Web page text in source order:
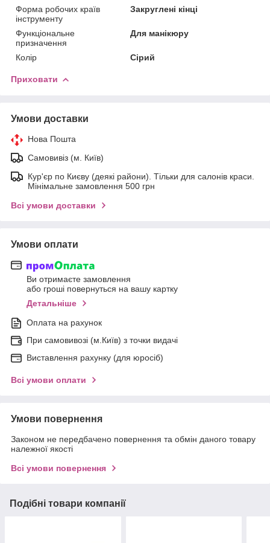
Форма робочих країв
інструменту
Закруглені кінці
Функціональне
призначення
Для манікюру
Колір Сірий
Приховати
Умови доставки
Нова Пошта
Самовивіз (м. Київ)
Кур'єр по Києву (деякі райони). Тільки для салонів краси.
Мінімальне замовлення 500 грн
Всі умови доставки
Умови оплати
Ви отримаєте замовлення
або гроші повернуться на вашу картку
Детальніше
Оплата на рахунок
При самовивозі (м.Київ) з точки видачі
Виставлення рахунку (для юросіб)
Всі умови оплати
Умови повернення
Законом не передбачено повернення та обмін даного товару
належної якості
Всі умови повернення
Подібні товари компанії